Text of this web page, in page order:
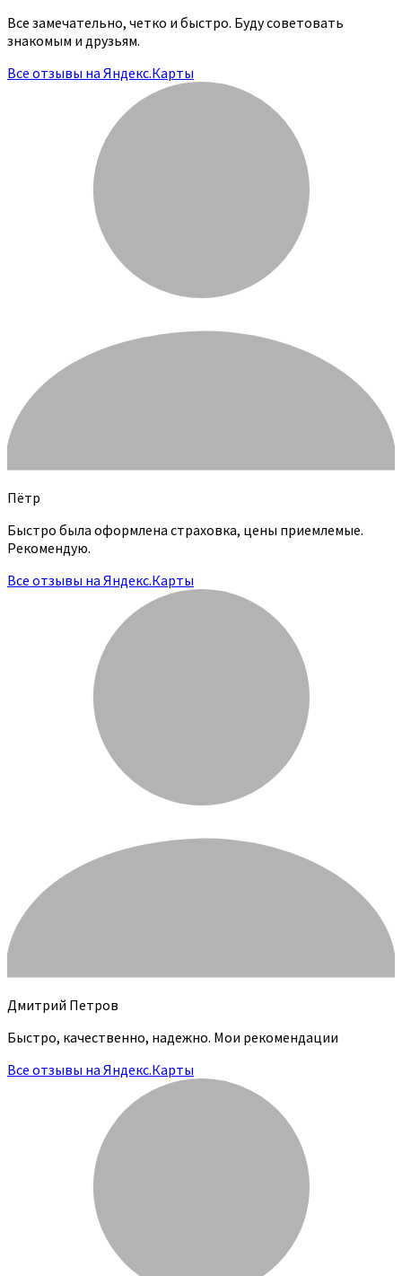
Все замечательно, четко и быстро. Буду советовать
знакомым и друзьям.
Все отзывы на Яндекс.Карты
Пётр
Быстро была оформлена страховка, цены приемлемые.
Рекомендую.
Все отзывы на Яндекс.Карты
Дмитрий Петров
Быстро, качественно, надежно. Мои рекомендации
Все отзывы на Яндекс.Карты